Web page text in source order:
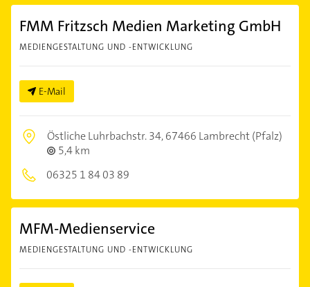
FMM Fritzsch Medien Marketing GmbH
MEDIENGESTALTUNG UND -ENTWICKLUNG
E-Mail
Östliche Luhrbachstr. 34,67466 Lambrecht (Pfalz)
5,4 km
06325 1 84 03 89
MFM-Medienservice
MEDIENGESTALTUNG UND -ENTWICKLUNG